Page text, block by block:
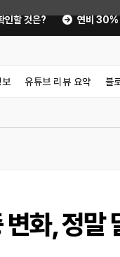
연비 30% 올리는 운전 습
유튜브 리뷰 요약 블
화, 정말